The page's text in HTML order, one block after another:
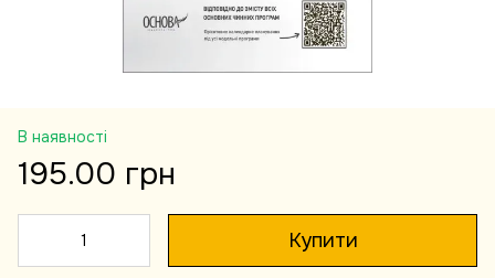
В наявності
195.00 грн
Купити